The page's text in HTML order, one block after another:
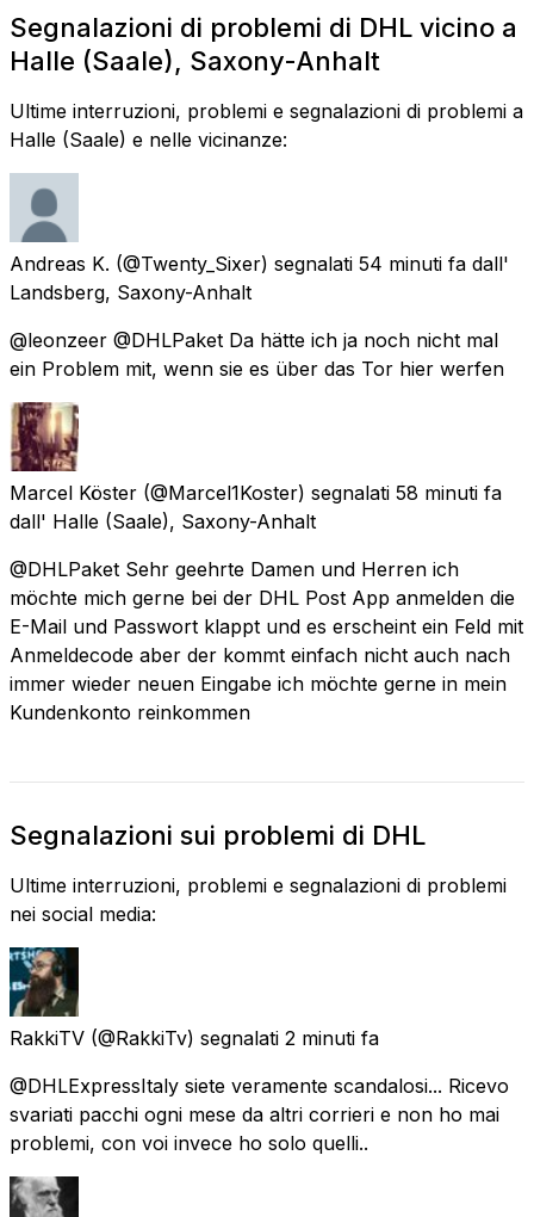
Segnalazioni di problemi di DHL vicino a
Halle (Saale), Saxony-Anhalt
Ultime interruzioni, problemi e segnalazioni di problemi a
Halle (Saale) e nelle vicinanze:
Andreas K. (@Twenty_Sixer) segnalati 54 minuti fa dall'
Landsberg, Saxony-Anhalt
@leonzeer @DHLPaket Da hätte ich ja noch nicht mal
ein Problem mit, wenn sie es über das Tor hier werfen
Marcel Köster (@Marcel1Koster) segnalati 58 minuti fa
dall' Halle (Saale), Saxony-Anhalt
@DHLPaket Sehr geehrte Damen und Herren ich
möchte mich gerne bei der DHL Post App anmelden die
E-Mail und Passwort klappt und es erscheint ein Feld mit
Anmeldecode aber der kommt einfach nicht auch nach
immer wieder neuen Eingabe ich möchte gerne in mein
Kundenkonto reinkommen
Segnalazioni sui problemi di DHL
Ultime interruzioni, problemi e segnalazioni di problemi
nei social media:
RakkiTV (@RakkiTv) segnalati 2 minuti fa
@DHLExpressItaly siete veramente scandalosi... Ricevo
svariati pacchi ogni mese da altri corrieri e non ho mai
problemi, con voi invece ho solo quelli..